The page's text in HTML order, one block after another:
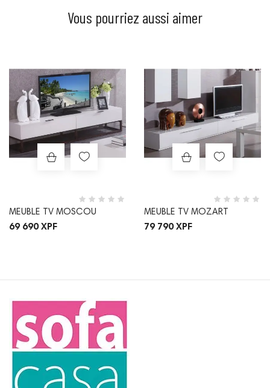
Vous pourriez aussi aimer
MEUBLE TV MOSCOU
69 690 XPF
MEUBLE TV MOZART
79 790 XPF